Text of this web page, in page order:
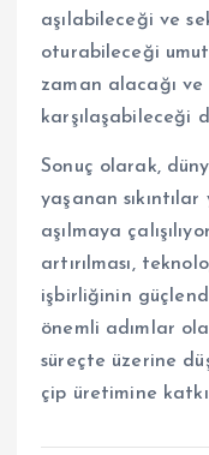
aşılabileceği ve
oturabileceği
zaman alacağı
karşılaşabileceği
Sonuç olarak,
yaşanan
aşılmaya
artırılması,
işbirliğinin
önemli adımlar
süreçte üzerine
çip üretimine